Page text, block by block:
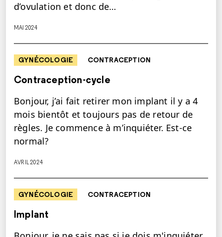
d’ovulation et donc de…
MAI 2024
GYNÉCOLOGIE CONTRACEPTION
Contraception-cycle
Bonjour, j’ai fait retirer mon implant il y a 4
mois bientôt et toujours pas de retour de
règles. Je commence à m’inquiéter. Est-ce
normal?
AVRIL 2024
GYNÉCOLOGIE CONTRACEPTION
Implant